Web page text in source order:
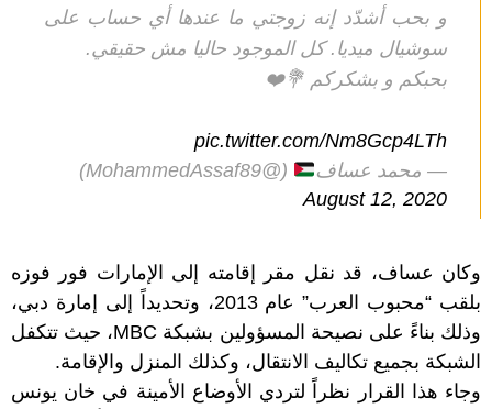
و بحب أشدّد إنه زوجتي ما عندها أي حساب على
سوشيال ميديا. كل الموجود حاليا مش حقيقي.
بحبكم و بشكركم 💐❤️
pic.twitter.com/Nm8Gcp4LTh
— محمد عساف
(@MohammedAssaf89)
August 12, 2020
وكان عساف، قد نقل مقر إقامته إلى الإمارات فور فوزه
بلقب “محبوب العرب” عام 2013، وتحديداً إلى إمارة دبي،
وذلك بناءً على نصيحة المسؤولين بشبكة MBC، حيث تتكفل
الشبكة بجميع تكاليف الانتقال، وكذلك المنزل والإقامة.
وجاء هذا القرار نظراً لتردي الأوضاع الأمينة في خان يونس